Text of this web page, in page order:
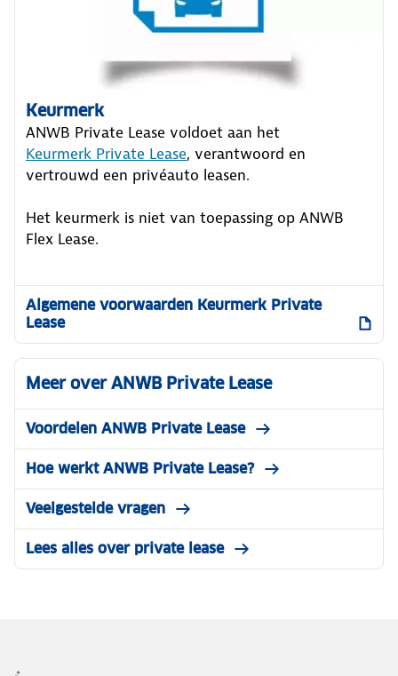
Keurmerk
ANWB Private Lease voldoet aan het
Keurmerk Private Lease, verantwoord en
vertrouwd een privéauto leasen.
Het keurmerk is niet van toepassing op ANWB
Flex Lease.
Algemene voorwaarden Keurmerk Private
Lease
Meer over ANWB Private Lease
Voordelen ANWB Private Lease
Hoe werkt ANWB Private Lease?
Veelgestelde vragen
Lees alles over private lease